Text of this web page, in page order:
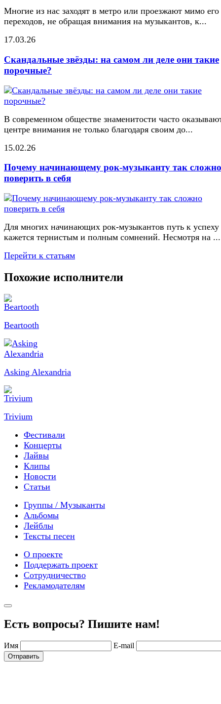
Многие из нас заходят в метро или проезжают мимо его
переходов, не обращая внимания на музыкантов, к...
17.03.26
Скандальные звёзды: на самом ли деле они такие
порочные?
В современном обществе знаменитости часто
центре внимания не только благодаря своим до...
15.02.26
Почему начинающему рок-музыканту так сложно
поверить в себя
Для многих начинающих рок-музыкантов путь к успеху
кажется тернистым и полным сомнений. Несмотря на ...
Перейти к статьям
Похожие исполнители
Beartooth
Asking Alexandria
Trivium
Фестивали
Концерты
Лайвы
Клипы
Новости
Статьи
Группы / Музыканты
Альбомы
Лейблы
Тексты песен
О проекте
Поддержать проект
Сотрудничество
Рекламодателям
Есть вопросы? Пишите нам!
Имя E-mail